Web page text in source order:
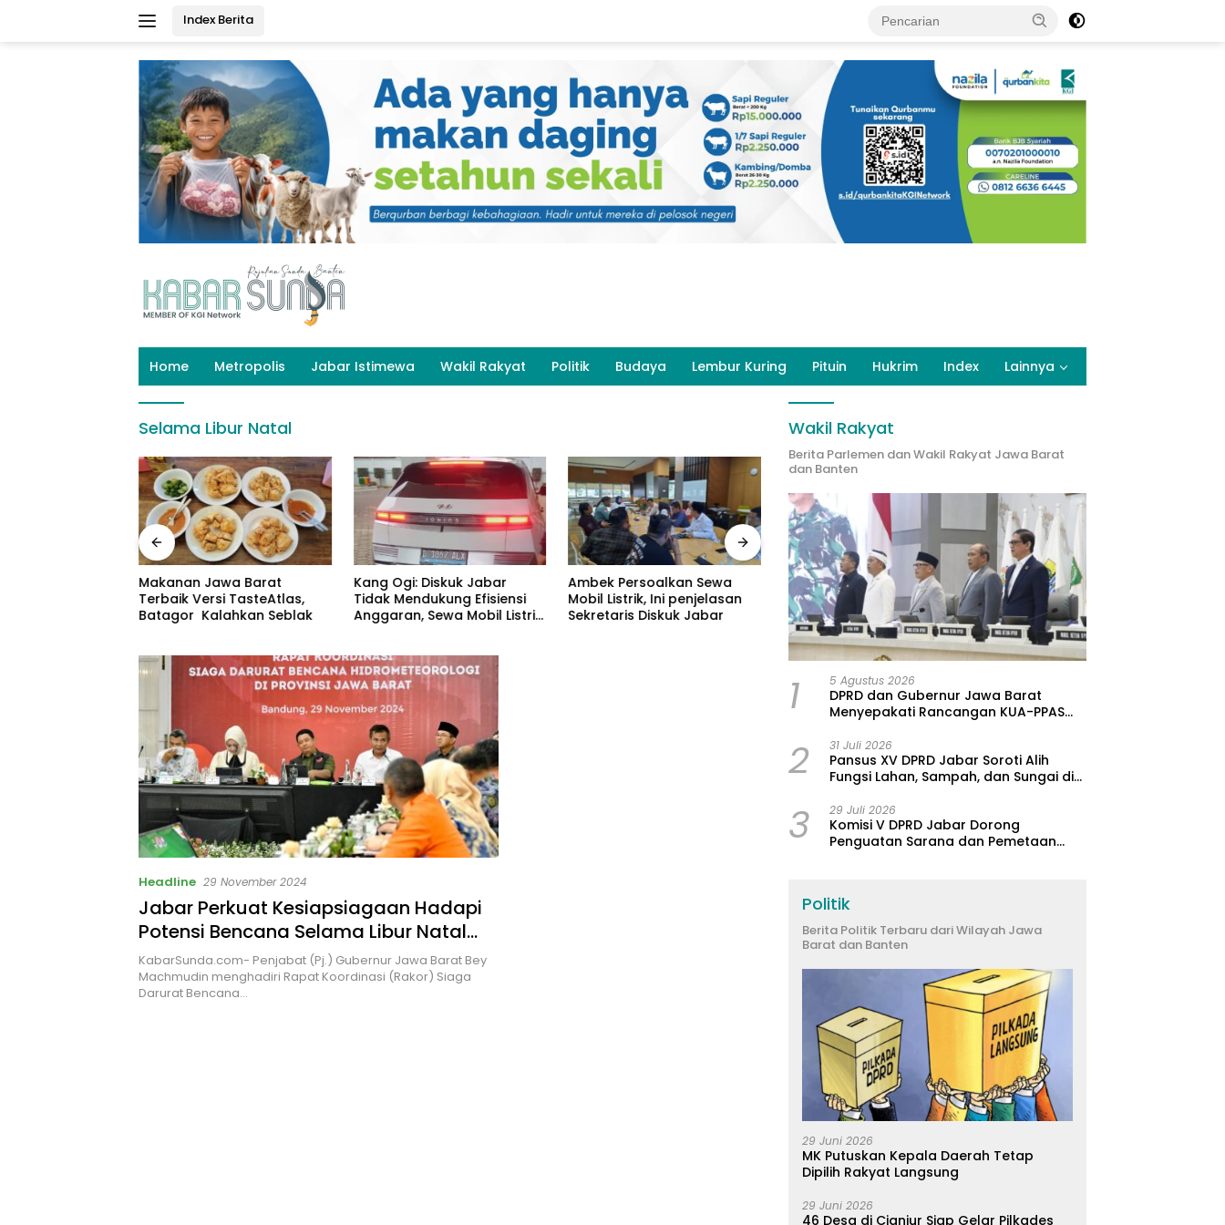
Index Berita
Home Metropolis Jabar Istimewa Wakil Rakyat Politik Budaya Lembur Kuring Pituin Hukrim Index Lainnya
Selama Libur Natal
Makanan Jawa Barat
Terbaik Versi TasteAtlas,
Batagor Kalahkan Seblak
Kang Ogi: Diskuk Jabar
Tidak Mendukung Efisiensi
Anggaran, Sewa Mobil Listrik
Ambek Persoalkan Sewa
Mobil Listrik, Ini penjelasan
Sekretaris Diskuk Jabar
Yuke Mauliani Septina:
Rangkap Jabatan Secara
Regulasi Tidak Ada Masalah
Penguatan Kompetensi
Psikolog Klinis, Sekda Jabar:
Petugas Harus Datangi
Masyarakat
Headline 29 November 2024
Jabar Perkuat Kesiapsiagaan Hadapi
Potensi Bencana Selama Libur Natal
dan Tahun Baru
KabarSunda.com- Penjabat (Pj.) Gubernur Jawa Barat Bey
Machmudin menghadiri Rapat Koordinasi (Rakor) Siaga
Darurat Bencana…
Wakil Rakyat
Berita Parlemen dan Wakil Rakyat Jawa Barat
dan Banten
1 5 Agustus 2026
DPRD dan Gubernur Jawa Barat
Menyepakati Rancangan KUA-PPAS
2 31 Juli 2026
Pansus XV DPRD Jabar Soroti Alih
Fungsi Lahan, Sampah, dan Sungai di
3 29 Juli 2026
Komisi V DPRD Jabar Dorong
Penguatan Sarana dan Pemetaan
Politik
Berita Politik Terbaru dari Wilayah Jawa
Barat dan Banten
29 Juni 2026
MK Putuskan Kepala Daerah Tetap
Dipilih Rakyat Langsung
29 Juni 2026
46 Desa di Cianjur Siap Gelar Pilkades